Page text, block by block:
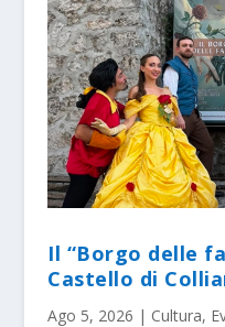
Il “Borgo delle
Castello di
Ago 5, 2026 | Cultura,